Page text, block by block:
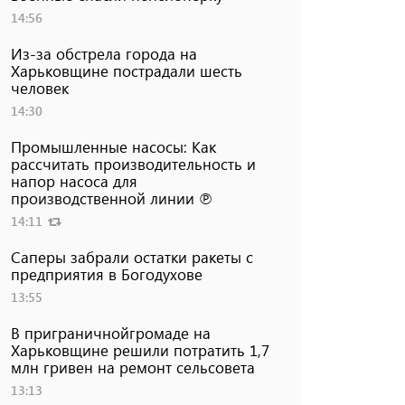
14:56
Из-за обстрела города на
Харьковщине пострадали шесть
человек
14:30
Промышленные насосы: Как
рассчитать производительность и
напор насоса для
производственной линии ℗
14:11
Саперы забрали остатки ракеты с
предприятия в Богодухове
13:55
В приграничнойгромаде на
Харьковщине решили потратить 1,7
млн ​​гривен на ремонт сельсовета
13:13